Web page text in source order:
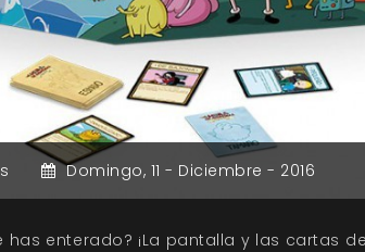
Domingo, 11 - Diciembre - 2016
has enterado? ¡La pantalla y las cartas